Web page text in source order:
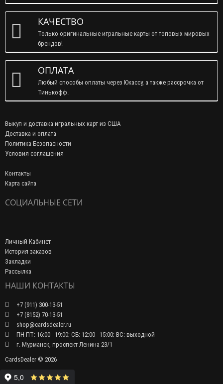
КРУГЛОСУТОЧНО
Оформить заказ можно 24 часа в сутки, 7 дней в неделю!
КАЧЕСТВО
Только оригинальные игральные карты от топовых мировых
брендов!
ОПЛАТА
Тинькофф.
Выкуп и доставка игральных карт из США
Политика Безопасности
Условия соглашения
Контакты
Личный Кабинет
История заказов
Рассылка
НАШИ КОНТАКТЫ
+7 (911) 300-13-51
+7 (8152) 70-13-51
shop@cardsdealer.ru
г. Мурманск, проспект Ленина 23/1